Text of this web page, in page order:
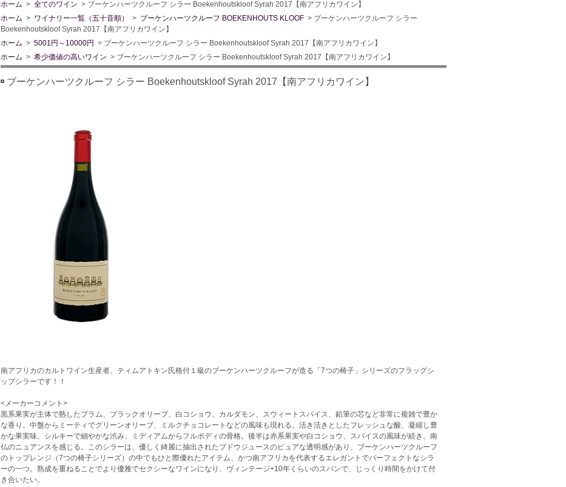
ホーム > 全てのワイン > ブーケンハーツクルーフ シラー Boekenhoutskloof Syrah 2017【南アフリカワイン】
ホーム > ワイナリー一覧（五十音順） > ブーケンハーツクルーフ BOEKENHOUTS KLOOF > ブーケンハーツクルーフ シラー
Boekenhoutskloof Syrah 2017【南アフリカワイン】
ホーム > 5001円～10000円 > ブーケンハーツクルーフ シラー Boekenhoutskloof Syrah 2017【南アフリカワイン】
ホーム > 希少価値の高いワイン > ブーケンハーツクルーフ シラー Boekenhoutskloof Syrah 2017【南アフリカワイン】
ブーケンハーツクルーフ シラー Boekenhoutskloof Syrah 2017【南アフリカワイン】
南アフリカのカルトワイン生産者、ティムアトキン氏格付１級のブーケンハーツクルーフが造る「7つの椅子」シリーズのフラッグシ
ップシラーです！！
<メーカーコメント>
黒系果実が主体で熟したプラム、ブラックオリーブ、白コショウ、カルダモン、スウィートスパイス、鉛筆の芯など非常に複雑で豊か
な香り。中盤からミーティでグリーンオリーブ、ミルクチョコレートなどの風味も現れる。活き活きとしたフレッシュな酸、凝縮し豊
かな果実味、シルキーで細やかな渋み、ミディアムからフルボディの骨格。後半は赤系果実や白コショウ、スパイスの風味が続き、南
仏のニュアンスを感じる。このシラーは、優しく綺麗に抽出されたブドウジュースのピュアな透明感があり、ブーケンハーツクルーフ
のトップレンジ（7つの椅子シリーズ）の中でもひと際優れたアイテム、かつ南アフリカを代表するエレガントでパーフェクトなシラ
ーの一つ。熟成を重ねることでより優雅でセクシーなワインになり、ヴィンテージ+10年くらいのスパンで、じっくり時間をかけて付
き合いたい。